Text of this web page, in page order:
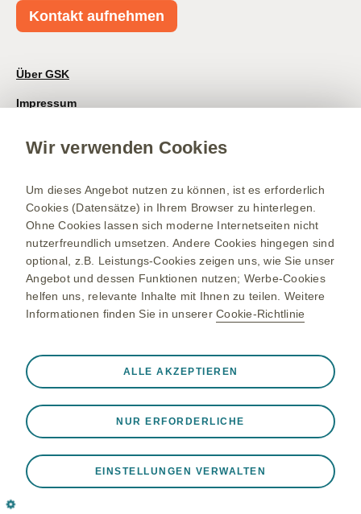
Kontakt aufnehmen
Über GSK
Impressum
Kontakt/Nebenwirkung melden
Newsletter
Bestellservice
Therapiegebiete
Meningokokken-Erkrankungen
RSV-Erkrankung
Onkologie
Die Inhalte richten sich an Personen in Deutschland.
©2026 GlaxoSmithKline GmbH & Co. KG. Alle Rechte
vorbehalten.
Wir verwenden Cookies
Um dieses Angebot nutzen zu können, ist es erforderlich
Cookies (Datensätze) in Ihrem Browser zu hinterlegen.
Ohne Cookies lassen sich moderne Internetseiten nicht
nutzerfreundlich umsetzen. Andere Cookies hingegen sind
optional, z.B. Leistungs-Cookies zeigen uns, wie Sie unser
Angebot und dessen Funktionen nutzen; Werbe-Cookies
helfen uns, relevante Inhalte mit Ihnen zu teilen. Weitere
Informationen finden Sie in unserer Cookie-Richtlinie
Nur unbedingt erforderliche Cookies
❮
funktioniert, z. B. um Sitzungsdaten während eines
Website-Besuchs zu speichern, Cookie- und Tag-
zu gewährleisten. Darüber hinaus werden einige Cookies
als Reaktion auf von Ihnen vorgenommene Aktionen
NUR ERFORDERLICHE
EINSTELLUNGEN VERWALTEN
ALLE AKZEPTIEREN